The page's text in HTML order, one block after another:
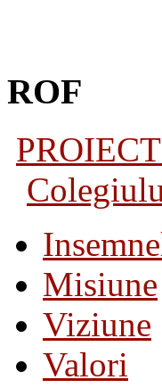
ROF
Misiune
Viziune
Valori